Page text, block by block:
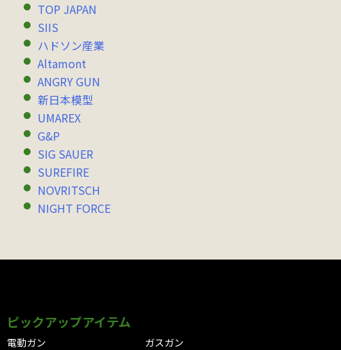
TOP JAPAN
SIIS
ハドソン産業
Altamont
ANGRY GUN
新日本模型
UMAREX
G&P
SIG SAUER
SUREFIRE
NOVRITSCH
NIGHT FORCE
ピックアップアイテム
電動ガン ガスガン